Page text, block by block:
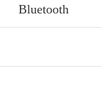
Bluetooth